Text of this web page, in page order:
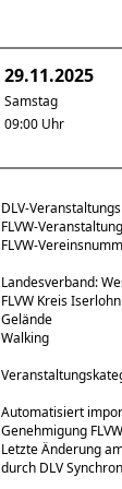
29.11.2025
Samstag
09:00 Uhr
DLV-
FLVW-
FLVW-
Landesverband:
FLVW Kreis
Gelände
Walking
Automatisiert
Genehmigung
Letzte Änderung
durch DLV